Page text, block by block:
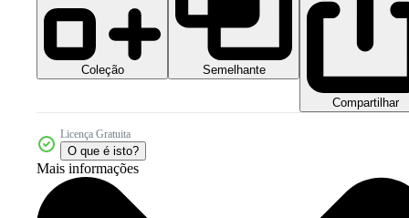
Coleção Semelhante
Compartilhar
Licença Gratuita
O que é isto?
Mais informações